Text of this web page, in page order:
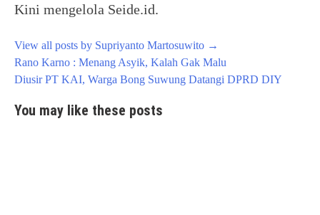
Kini mengelola Seide.id.
View all posts by Supriyanto Martosuwito →
Post
navigation
Rano Karno : Menang Asyik, Kalah Gak Malu
Diusir PT KAI, Warga Bong Suwung Datangi DPRD DIY
You may like these posts